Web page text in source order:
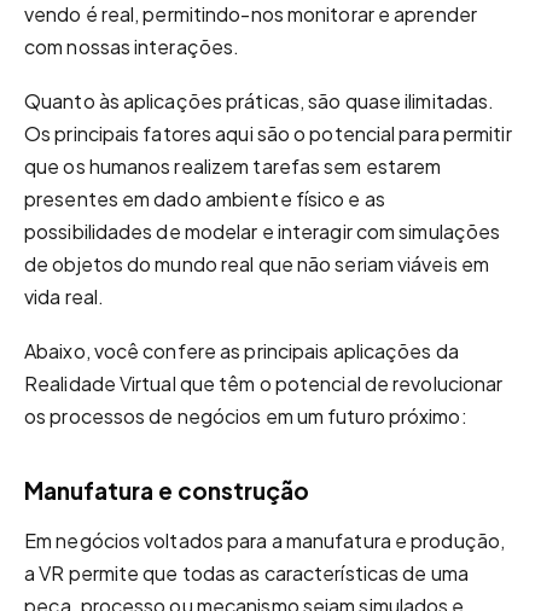
vendo é real, permitindo-nos monitorar e aprender
com nossas interações.
Quanto às aplicações práticas, são quase ilimitadas.
Os principais fatores aqui são o potencial para permitir
que os humanos realizem tarefas sem estarem
presentes em dado ambiente físico e as
possibilidades de modelar e interagir com simulações
de objetos do mundo real que não seriam viáveis ​​em
vida real.
Abaixo, você confere as principais aplicações da
Realidade Virtual que têm o potencial de revolucionar
os processos de negócios em um futuro próximo:
Manufatura e construção
Em negócios voltados para a manufatura e produção,
a VR permite que todas as características de uma
peça, processo ou mecanismo sejam simulados e